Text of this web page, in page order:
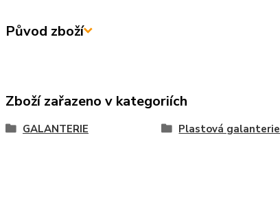
Původ zboží
Zboží zařazeno v kategoriích
GALANTERIE Plastová galanterie